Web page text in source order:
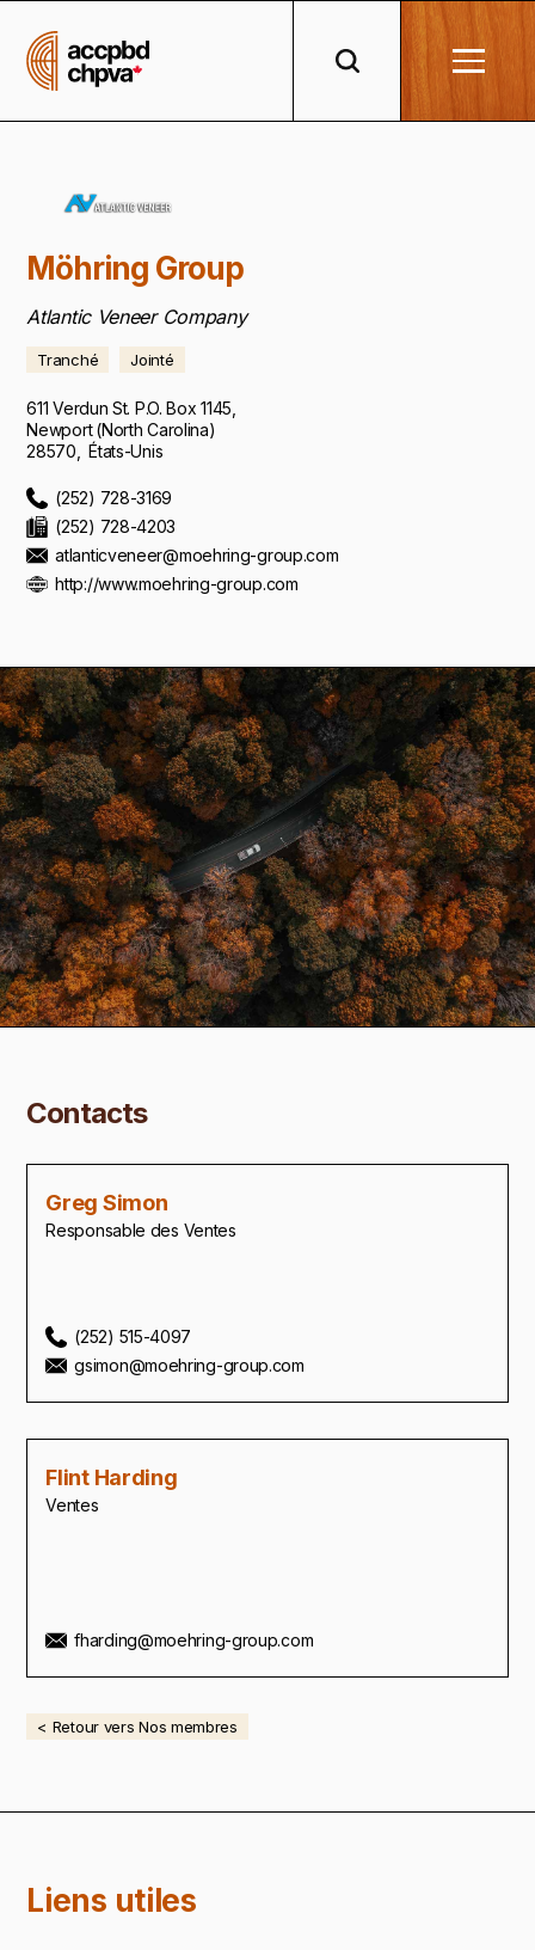
Möhring Group
Atlantic Veneer Company
Tranché Jointé
611 Verdun St. P.O. Box 1145
Newport (North Carolina)
28570
États-Unis
(252) 728-3169
(252) 728-4203
atlanticveneer@moehring-group.com
http://www.moehring-group.com
Contacts
Greg Simon
Responsable des Ventes
(252) 515-4097
gsimon@moehring-group.com
Flint Harding
Ventes
fharding@moehring-group.com
< Retour vers Nos membres
Liens utiles